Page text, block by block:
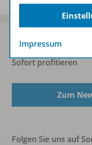
Sofort profitieren
Zum
Folgen Sie uns auf
Impressum